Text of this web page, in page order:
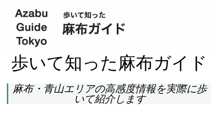
歩いて知った麻布ガイド
麻布・青山エリアの高感度情報を実際に歩
いて紹介します